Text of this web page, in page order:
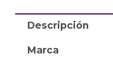
Descripción
Marca